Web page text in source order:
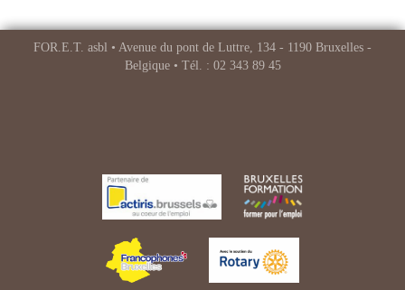
FOR.E.T. asbl • Avenue du pont de Luttre, 134 - 1190 Bruxelles -
Belgique • Tél. : 02 343 89 45